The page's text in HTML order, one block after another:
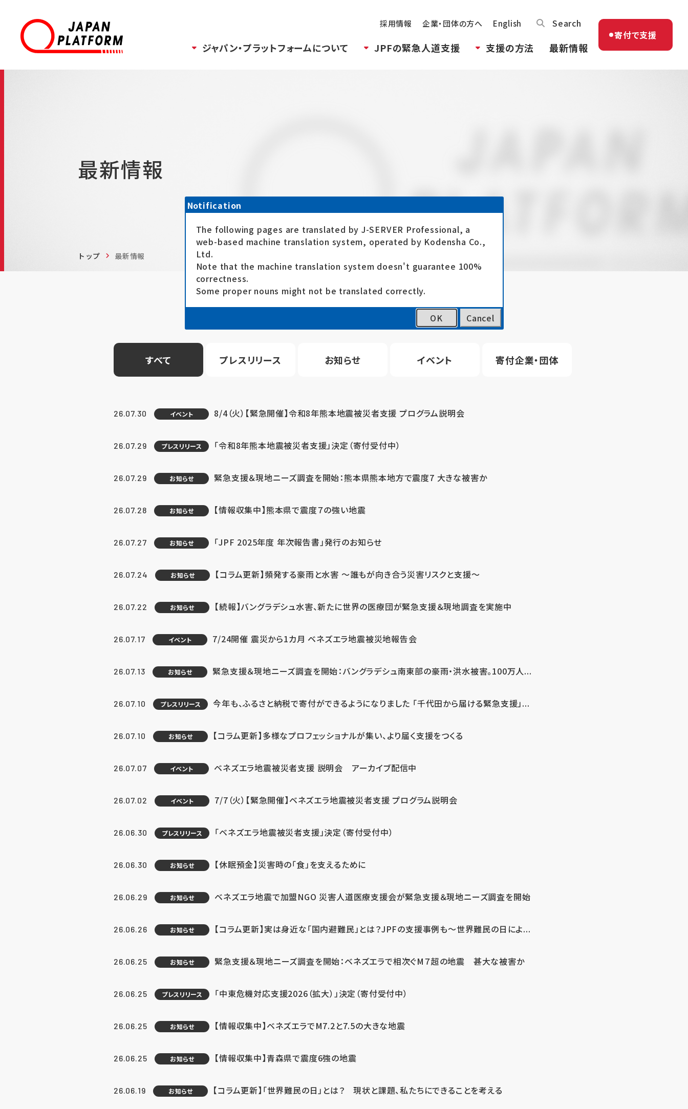
採用情報 企業・団体の方へ English Search
ジャパン・プラットフォームについて JPFの緊急人道支援 支援の方法 最新情報
寄付で支援
最新情報
トップ 最新情報
すべて プレスリリース お知らせ イベント 寄付企業・団体
26.07.30 イベント 8/4（火）【緊急開催】令和8年熊本地震被災者支援 プログラム説明会
26.07.29 プレスリリース 「令和8年熊本地震被災者支援」決定（寄付受付中）
26.07.29 お知らせ 緊急支援＆現地ニーズ調査を開始：熊本県熊本地方で震度7 大きな被害か
26.07.28 お知らせ 【情報収集中】熊本県で震度７の強い地震
26.07.27 お知らせ 「JPF 2025年度 年次報告書」発行のお知らせ
26.07.24 お知らせ 【コラム更新】頻発する豪雨と水害 ～誰もが向き合う災害リスクと支援～
26.07.22 お知らせ 【続報】バングラデシュ水害、新たに世界の医療団が緊急支援＆現地調査を実施中
26.07.17 イベント 7/24開催 震災から1カ月 ベネズエラ地震被災地報告会
26.07.13 お知らせ 緊急支援＆現地ニーズ調査を開始：バングラデシュ南東部の豪雨・洪水被害。100万人...
26.07.10 プレスリリース 今年も、ふるさと納税で寄付ができるようになりました 「千代田から届ける緊急支援」...
26.07.10 お知らせ 【コラム更新】多様なプロフェッショナルが集い、より届く支援をつくる
26.07.07 イベント ベネズエラ地震被災者支援 説明会 アーカイブ配信中
26.07.02 イベント 7/7（火）【緊急開催】ベネズエラ地震被災者支援 プログラム説明会
26.06.30 プレスリリース 「ベネズエラ地震被災者支援」決定（寄付受付中）
26.06.30 お知らせ 【休眠預金】災害時の「食」を支えるために
26.06.29 お知らせ ベネズエラ地震で加盟NGO 災害人道医療支援会が緊急支援＆現地ニーズ調査を開始
26.06.26 お知らせ 【コラム更新】実は身近な「国内避難民」とは？JPFの支援事例も～世界難民の日によ...
26.06.25 お知らせ 緊急支援＆現地ニーズ調査を開始：ベネズエラで相次ぐM７超の地震 甚大な被害か
26.06.25 プレスリリース 「中東危機対応支援2026（拡大）」決定（寄付受付中）
26.06.25 お知らせ 【情報収集中】ベネズエラでM7.2と7.5の大きな地震
26.06.25 お知らせ 【情報収集中】青森県で震度6強の地震
26.06.19 お知らせ 【コラム更新】「世界難民の日」とは？ 現状と課題、私たちにできることを考える
Notification
The following pages are translated by J-SERVER Professional, a
web-based machine translation system, operated by Kodensha Co.,
Ltd.
Note that the machine translation system doesn't guarantee 100%
correctness.
Some proper nouns might not be translated correctly.
OK Cancel